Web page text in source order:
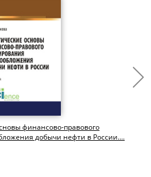
финансово-правового
добычи нефти в России....